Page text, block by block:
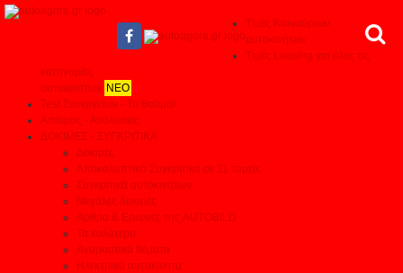
Τιμές Καινούριων
αυτοκινήτων
Τιμές Leasing για όλες τις
κατηγορίες
αυτοκινήτων ΝΕΟ
Test Συνεργείων - Το θαύμα!
Απόψεις - Αναλύσεις
ΔΟΚΙΜΕΣ - ΣΥΓΚΡΙΤΙΚΑ
Δοκιμές
Αποκαλυπτικά Συγκριτικά σε 11 τομείς
Συγκριτικά αυτοκινήτων
Μεγάλες δοκιμές
Αρθρα & Ερευνες της AUTOBILD
Τα καλύτερα
Αγοραστικά θέματα
Ηλεκτρικά αυτοκίνητα